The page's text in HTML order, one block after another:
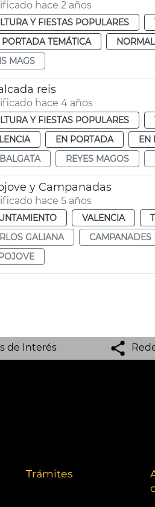
hace 2 años
Y FIESTAS POPULARES
PORTADA TEMÁTICA
NORMAL
MAGS
reis
hace 4 años
Y FIESTAS POPULARES
EN PORTADA EN
REYES MAGOS
y Campanadas
hace 5 años
VALENCIA
GALIANA
CAMPANADES
de Interés
Trámites